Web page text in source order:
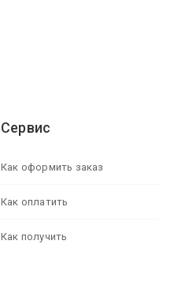
Сервис
Как оформить заказ
Как оплатить
Как получить